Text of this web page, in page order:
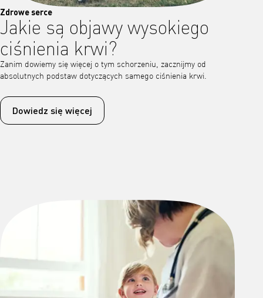
Zdrowe serce
Jakie są objawy wysokiego
ciśnienia krwi?
Zanim dowiemy się więcej o tym schorzeniu, zacznijmy od
absolutnych podstaw dotyczących samego ciśnienia krwi.
Dowiedz się więcej